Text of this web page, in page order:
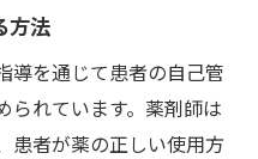
方法
導を通じて患者の自己管
られています。薬剤師は
患者が薬の正しい使用方